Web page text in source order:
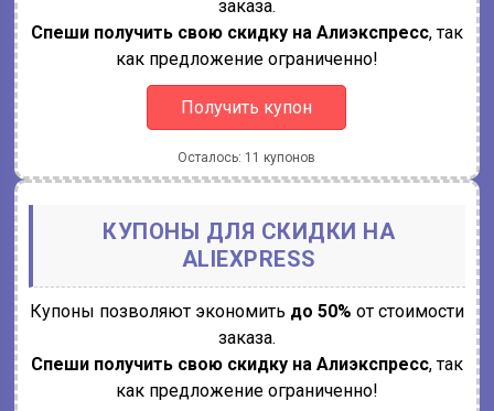
заказа.
Спеши получить свою скидку на Алиэкспресс, так
как предложение ограниченно!
Получить купон
Осталось: 11 купонов
КУПОНЫ ДЛЯ СКИДКИ НА
ALIEXPRESS
Купоны позволяют экономить до 50% от стоимости
заказа.
Спеши получить свою скидку на Алиэкспресс, так
как предложение ограниченно!